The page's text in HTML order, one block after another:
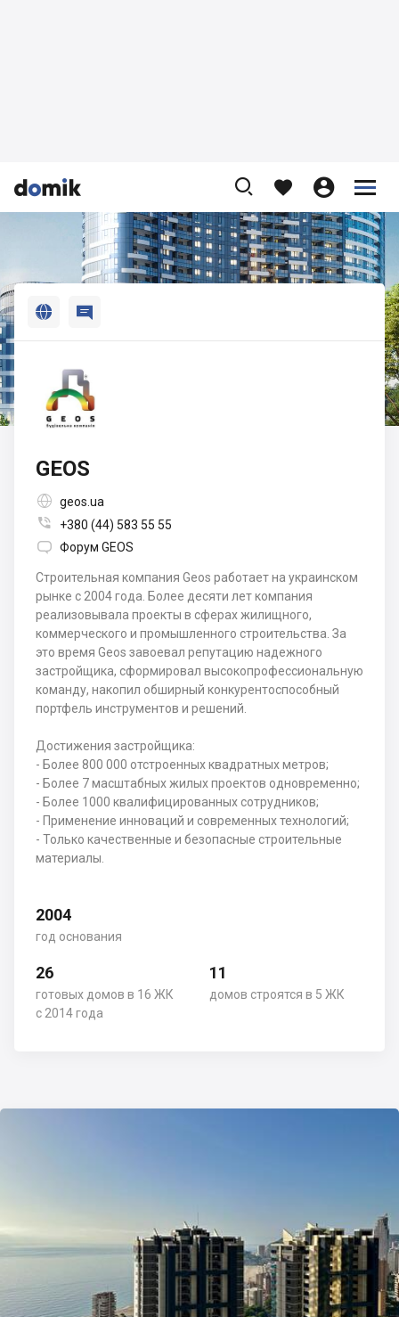


    




 
GEOS
 geos.ua

+380 (44) 583 55 55
 Форум GEOS
Строительная компания Geos работает на украинском
рынке с 2004 года. Более десяти лет компания
реализовывала проекты в сферах жилищного,
коммерческого и промышленного строительства. За
это время Geos завоевал репутацию надежного
застройщика, сформировал высокопрофессиональную
команду, накопил обширный конкурентоспособный
портфель инструментов и решений.
Достижения застройщика:
- Более 800 000 отстроенных квадратных метров;
- Более 7 масштабных жилых проектов одновременно;
- Более 1000 квалифицированных сотрудников;
- Применение инноваций и современных технологий;
- Только качественные и безопасные строительные
материалы.
2004
год основания
26
готовых домов в 16 ЖК
с 2014 года
11
домов строятся в 5 ЖК